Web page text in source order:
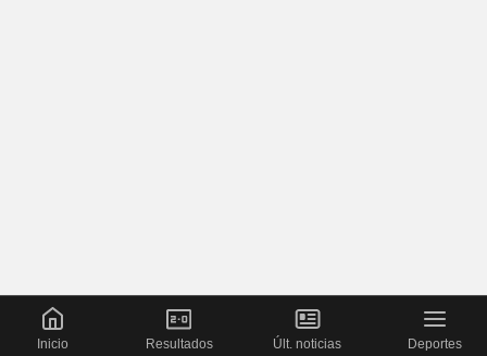
Inicio Resultados Últ. noticias Deportes